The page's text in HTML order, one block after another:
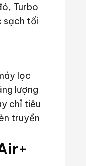
Turbo
sạch tối
lọc
lượng
chỉ tiêu
truyền